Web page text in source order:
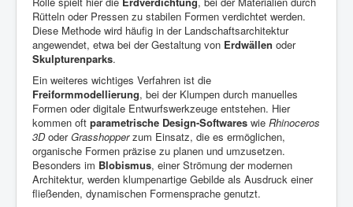
Rütteln oder Pressen zu stabilen Formen verdichtet werden.
Diese Methode wird häufig in der Landschaftsarchitektur
angewendet, etwa bei der Gestaltung von Erdwällen oder
Skulpturenparks.
Ein weiteres wichtiges Verfahren ist die
Freiformmodellierung, bei der Klumpen durch manuelles
Formen oder digitale Entwurfswerkzeuge entstehen. Hier
kommen oft parametrische Design-Softwares wie Rhinoceros
3DoderGrasshopperzum Einsatz, die es ermöglichen,
organische Formen präzise zu planen und umzusetzen.
Besonders im Blobismus, einer Strömung der modernen
Architektur, werden klumpenartige Gebilde als Ausdruck einer
fließenden, dynamischen Formensprache genutzt.